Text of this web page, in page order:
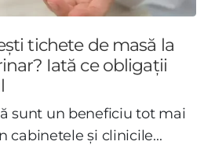
tichete de masă la
Iată ce obligații
sunt un beneficiu tot mai
cabinetele și clinicile...